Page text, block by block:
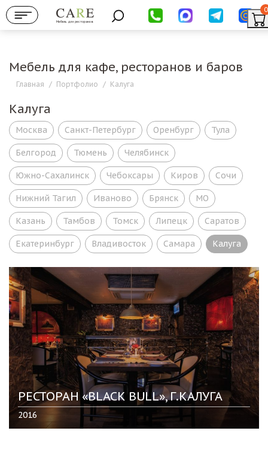
Мебель для ресторанов
0
Мебель для кафе, ресторанов и баров
Главная / Портфолио / Калуга
Калуга
Москва Санкт-Петербург Оренбург Тула
Белгород Тюмень Челябинск
Южно-Сахалинск Чебоксары Киров Сочи
Нижний Тагил Иваново Брянск МО
Казань Тамбов Томск Липецк Саратов
Екатеринбург Владивосток Самара Калуга
РЕСТОРАН «BLACK BULL», Г.КАЛУГА
2016